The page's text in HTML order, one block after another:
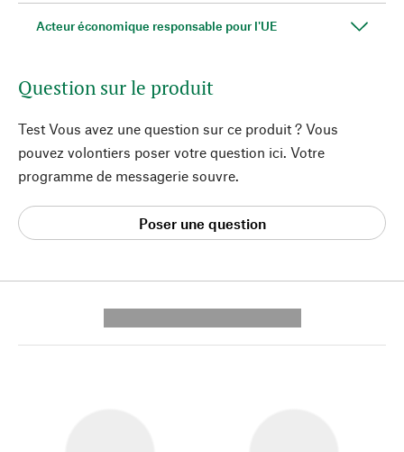
Acteur économique responsable pour l'UE
Question sur le produit
Test Vous avez une question sur ce produit ? Vous
pouvez volontiers poser votre question ici. Votre
programme de messagerie souvre.
Poser une question